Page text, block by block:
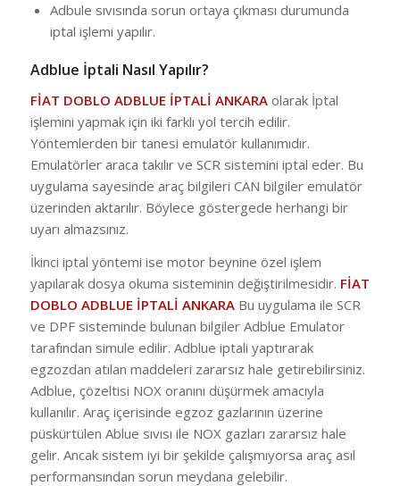
Adbule sıvısında sorun ortaya çıkması durumunda
iptal işlemi yapılır.
Adblue İptali Nasıl Yapılır?
FİAT DOBLO ADBLUE İPTALİ ANKARA olarak İptal
işlemini yapmak için iki farklı yol tercih edilir.
Yöntemlerden bir tanesi emulatör kullanımıdır.
Emulatörler araca takılır ve SCR sistemini iptal eder. Bu
uygulama sayesinde araç bilgileri CAN bilgiler emulatör
üzerinden aktarılır. Böylece göstergede herhangi bir
uyarı almazsınız.
İkinci iptal yöntemi ise motor beynine özel işlem
yapılarak dosya okuma sisteminin değiştirilmesidir. FİAT
DOBLO ADBLUE İPTALİ ANKARABu uygulama ile SCR
ve DPF sisteminde bulunan bilgiler Adblue Emulator
tarafından simule edilir. Adblue iptali yaptırarak
egzozdan atılan maddeleri zararsız hale getirebilirsiniz.
Adblue, çözeltisi NOX oranını düşürmek amacıyla
kullanılır. Araç içerisinde egzoz gazlarının üzerine
püskürtülen Ablue sıvısı ile NOX gazları zararsız hale
gelir. Ancak sistem iyi bir şekilde çalışmıyorsa araç asıl
performansından sorun meydana gelebilir.